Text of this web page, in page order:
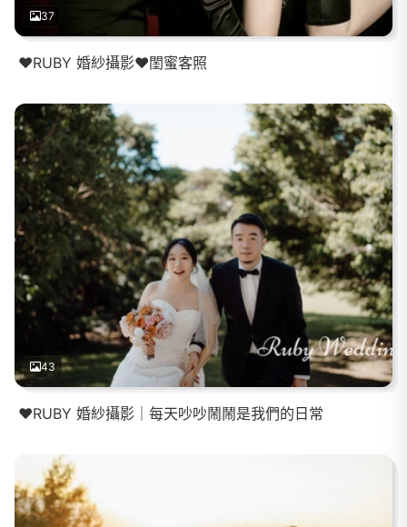
37
❤️RUBY 婚紗攝影❤️閨蜜客照
43
❤️RUBY 婚紗攝影｜每天吵吵鬧鬧是我們的日常